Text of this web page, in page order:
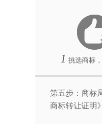
1 挑选商标
第五步：商标
商标转让证明